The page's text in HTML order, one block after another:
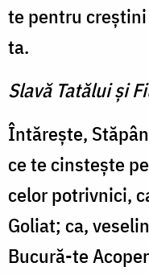
te pentru
ta.
Slavă Tatălui şi
Întăreşte,
ce te cinsteşte
celor potrivnici,
Goliat; ca,
Bucură-te